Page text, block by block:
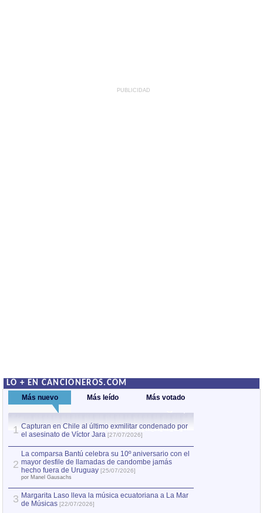
PUBLICIDAD
LO + EN CANCIONEROS.COM
Más nuevo Más leído Más votado
1 Capturan en Chile al último exmilitar condenado por
el asesinato de Víctor Jara [27/07/2026]
2
La comparsa Bantú celebra su 10º aniversario con el
mayor desfile de llamadas de candombe jamás
hecho fuera de Uruguay [25/07/2026]
por Manel Gausachs
3 Margarita Laso lleva la música ecuatoriana a La Mar
de Músicas [22/07/2026]